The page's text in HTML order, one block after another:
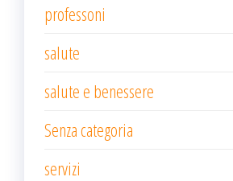
professoni
salute
salute e benessere
Senza categoria
servizi